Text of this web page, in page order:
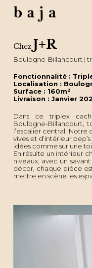
main
Chez J+R
Boulogne-Billancourt |
Fonctionnalité :
Localisation :
Surface : 160m²
Livraison : Janvier
Dans ce triplex
Boulogne-Billancourt,
l’escalier central.
vives et d’intérieur
idées comme sur une
En résulte un intérieur
niveaux, avec un
décor, chaque pièce
mettre en scène les